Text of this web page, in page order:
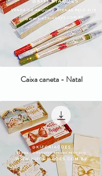
Caixa caneta - Natal